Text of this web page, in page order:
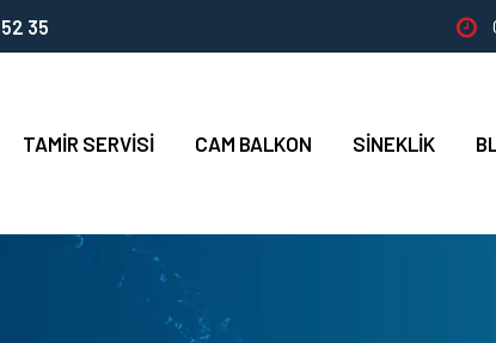
35
TAMIR SERVISI CAM BALKON SINEKLIK